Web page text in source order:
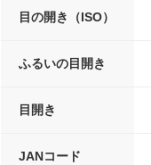
目の開き（ISO）
ふるいの目開き
目開き
JANコード